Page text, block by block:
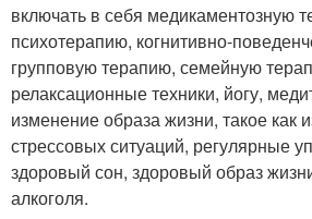
включать в себя медикаментозную
психотерапию, когнитивно-
групповую терапию, семейную
релаксационные техники, йогу,
изменение образа жизни, такое как
стрессовых ситуаций, регулярные
здоровый сон, здоровый образ
алкоголя.